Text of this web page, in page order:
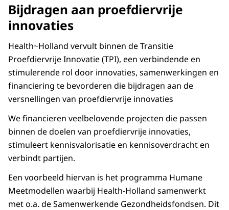
Bijdragen aan proefdiervrije
innovaties
Health~Holland vervult binnen de Transitie
Proefdiervrije Innovatie (TPI), een verbindende en
stimulerende rol door innovaties, samenwerkingen en
financiering te bevorderen die bijdragen aan de
versnellingen van proefdiervrije innovaties
We financieren veelbelovende projecten die passen
binnen de doelen van proefdiervrije innovaties,
stimuleert kennisvalorisatie en kennisoverdracht en
verbindt partijen.
Een voorbeeld hiervan is het programma Humane
Meetmodellen waarbij Health-Holland samenwerkt
met o.a. de Samenwerkende Gezondheidsfondsen. Dit